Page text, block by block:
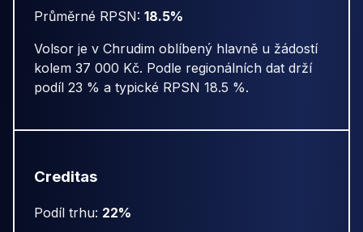
Průměrné RPSN: 18.5%
Volsor je v Chrudim oblíbený hlavně u žádostí
kolem 37 000 Kč. Podle regionálních dat drží
podíl 23 % a typické RPSN 18.5 %.
Creditas
Podíl trhu: 22%